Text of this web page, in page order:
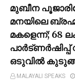
മുബീന
മനയിലെ
മകളെന്ന്; 68
ഒടുവില്‍
MALAYALI SPEAKS